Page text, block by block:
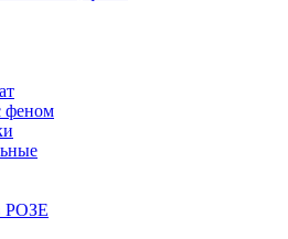
феном
РОЗЕ